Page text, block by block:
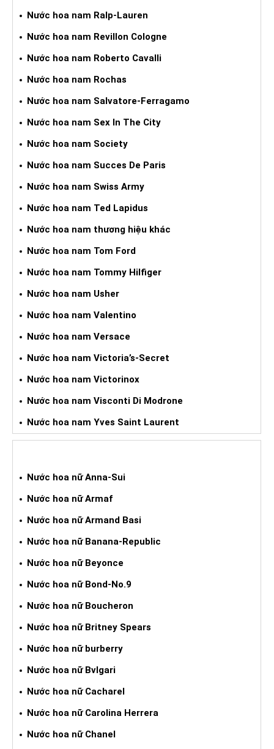
Nước hoa nam Ralp-Lauren
Nước hoa nam Revillon Cologne
Nước hoa nam Roberto Cavalli
Nước hoa nam Rochas
Nước hoa nam Salvatore-Ferragamo
Nước hoa nam Sex In The City
Nước hoa nam Society
Nước hoa nam Succes De Paris
Nước hoa nam Swiss Army
Nước hoa nam Ted Lapidus
Nước hoa nam thương hiệu khác
Nước hoa nam Tom Ford
Nước hoa nam Tommy Hilfiger
Nước hoa nam Usher
Nước hoa nam Valentino
Nước hoa nam Versace
Nước hoa nam Victoria’s-Secret
Nước hoa nam Victorinox
Nước hoa nam Visconti Di Modrone
Nước hoa nam Yves Saint Laurent
Nước hoa nữ Anna-Sui
Nước hoa nữ Armaf
Nước hoa nữ Armand Basi
Nước hoa nữ Banana-Republic
Nước hoa nữ Beyonce
Nước hoa nữ Bond-No.9
Nước hoa nữ Boucheron
Nước hoa nữ Britney Spears
Nước hoa nữ burberry
Nước hoa nữ Bvlgari
Nước hoa nữ Cacharel
Nước hoa nữ Carolina Herrera
Nước hoa nữ Chanel